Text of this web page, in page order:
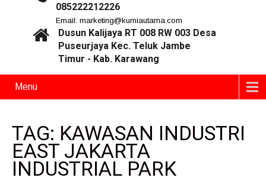
085222212226
Email: marketing@kurniautama.com
Dusun Kalijaya RT 008 RW 003 Desa
Puseurjaya Kec. Teluk Jambe
Timur - Kab. Karawang
Menu
TAG: KAWASAN INDUSTRI
EAST JAKARTA
INDUSTRIAL PARK